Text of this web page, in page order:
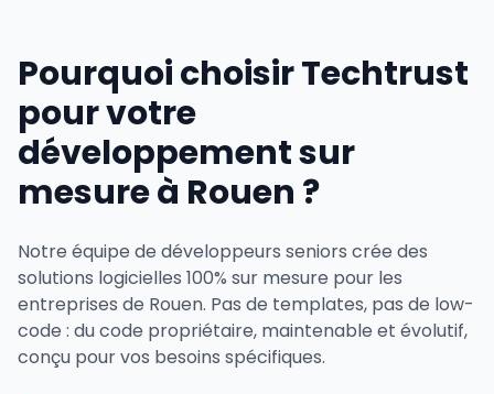
Pourquoi choisir Techtrust
pour votre
développement sur
mesure à Rouen ?
Notre équipe de développeurs seniors crée des
solutions logicielles 100% sur mesure pour les
entreprises de Rouen. Pas de templates, pas de low-
code : du code propriétaire, maintenable et évolutif,
conçu pour vos besoins spécifiques.